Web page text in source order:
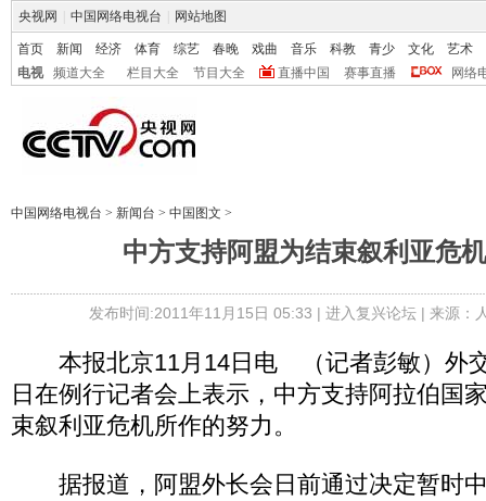
央视网 中国网络电视台 网站地图
首页 新闻 经济 体育 综艺 春晚 戏曲 音乐 科教 青少 文化
艺术
电视
频道大全 栏目大全 节目大全 直播中国 赛事直播 网络
中国网络电视台 > 新闻台 > 中国图文 >
中方支持阿盟为结束叙利亚危
发布时间:2011年11月15日 05:33 | 进入复兴论坛| 来源：
本报北京11月14日电 （记者彭敏）外交
日在例行记者会上表示，中方支持阿拉伯国
束叙利亚危机所作的努力。
据报道，阿盟外长会日前通过决定暂时